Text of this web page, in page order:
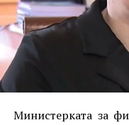
Министерката за